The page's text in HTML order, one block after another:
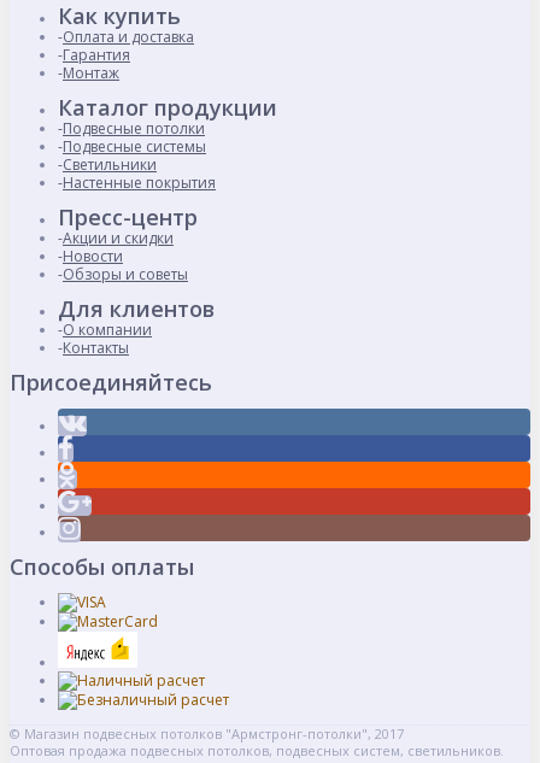
Как купить
Оплата и доставка
Гарантия
Монтаж
Каталог продукции
Подвесные потолки
Подвесные системы
Светильники
Настенные покрытия
Пресс-центр
Акции и скидки
Новости
Обзоры и советы
Для клиентов
О компании
Контакты
Присоединяйтесь
Способы оплаты
© Магазин подвесных потолков "Армстронг-потолки", 2017
Оптовая продажа подвесных потолков, подвесных систем, светильников.